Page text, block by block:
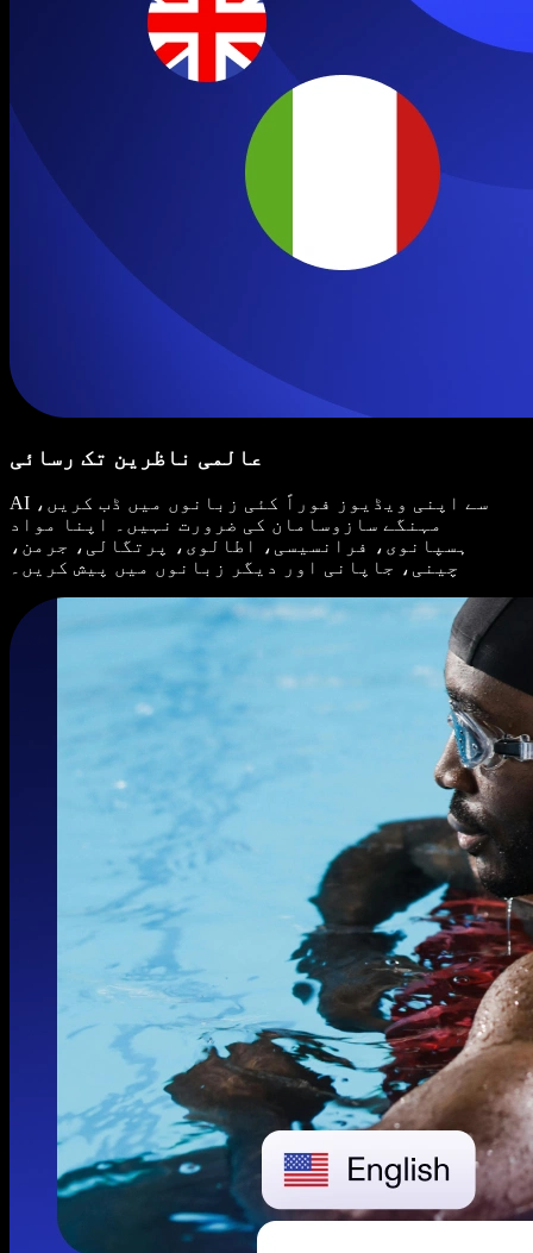
عالمی ناظرین تک رسائی
AI سے اپنی ویڈیوز فوراً کئی زبانوں میں ڈب کریں،
مہنگے سازوسامان کی ضرورت نہیں۔ اپنا مواد
ہسپانوی، فرانسیسی، اطالوی، پرتگالی، جرمن،
چینی، جاپانی اور دیگر زبانوں میں پیش کریں۔